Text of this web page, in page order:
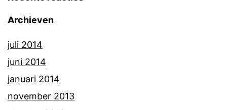
Archieven
juli 2014
juni 2014
januari 2014
november 2013